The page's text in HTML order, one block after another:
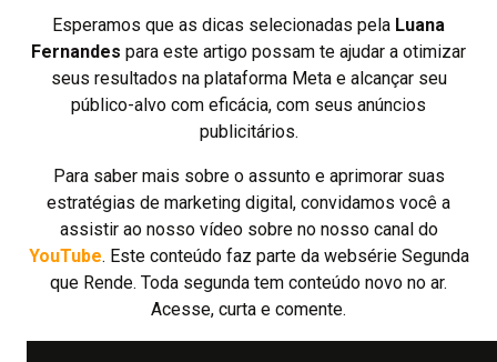
Esperamos que as dicas selecionadas pela Luana
Fernandes para este artigo possam te ajudar a otimizar
seus resultados na plataforma Meta e alcançar seu
público-alvo com eficácia, com seus anúncios
publicitários.
Para saber mais sobre o assunto e aprimorar suas
estratégias de marketing digital, convidamos você a
assistir ao nosso vídeo sobre no nosso canal do
YouTube. Este conteúdo faz parte da websérie Segunda
que Rende. Toda segunda tem conteúdo novo no ar.
Acesse, curta e comente.